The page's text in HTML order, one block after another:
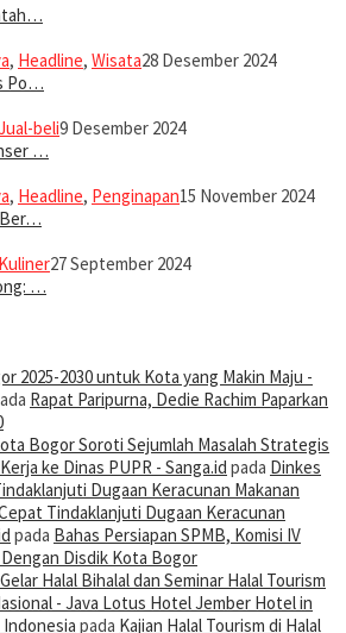
, Headline, Wisata28 Desember 2024
Po…
beli9 Desember 2024
…
, Headline, Penginapan15 November 2024
Ber…
Kuliner27 September 2024
…
2025-2030 untuk Kota yang Makin Maju -
Rapat Paripurna, Dedie Rachim Paparkan
Bogor Soroti Sejumlah Masalah Strategis
ke Dinas PUPR - Sanga.id pada Dinkes
Dugaan Keracunan Makanan
Tindaklanjuti Dugaan Keracunan
pada Bahas Persiapan SPMB, Komisi IV
Disdik Kota Bogor
Halal Bihalal dan Seminar Halal Tourism
- Java Lotus Hotel Jember Hotel in
pada Kajian Halal Tourism di Halal